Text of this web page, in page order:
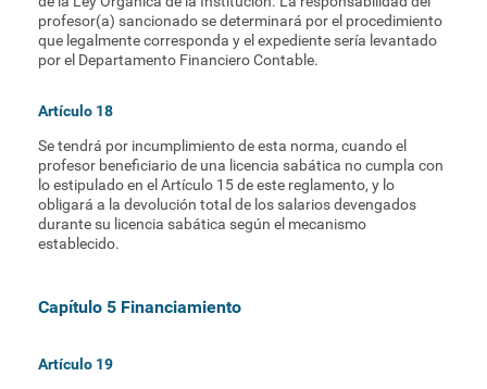
profesor(a) sancionado se determinará por el procedimiento
que legalmente corresponda y el expediente sería levantado
por el Departamento Financiero Contable.
Artículo 18
Se tendrá por incumplimiento de esta norma, cuando el
profesor beneficiario de una licencia sabática no cumpla con
lo estipulado en el Artículo 15 de este reglamento, y lo
obligará a la devolución total de los salarios devengados
durante su licencia sabática según el mecanismo
establecido.
Capítulo 5 Financiamiento
Artículo 19